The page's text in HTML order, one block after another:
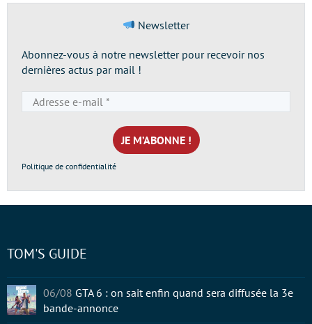
Newsletter
Abonnez-vous à notre newsletter pour recevoir nos
dernières actus par mail !
e-
mail
*
Politique de confidentialité
TOM'S GUIDE
06/08 GTA 6 : on sait enfin quand sera diffusée la 3e
bande-annonce